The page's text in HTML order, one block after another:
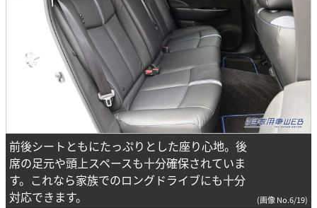
前後シートともにたっぷりとした座り心地。後
席の足元や頭上スペースも十分確保されていま
す。これなら家族でのロングドライブにも十分
対応できます。
(画像 No.6/19)